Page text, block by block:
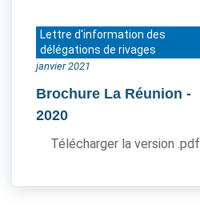
Lettre d'information des
délégations de rivages
janvier 2021
Brochure La Réunion -
2020
Télécharger la version .pdf